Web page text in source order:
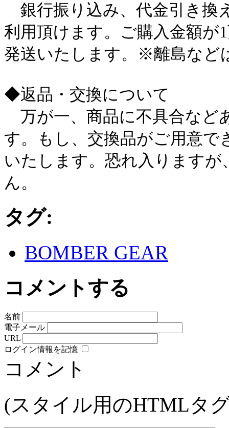
銀行振り込み、代金引き換
利用頂けます。ご購入金額が
発送いたします。※離島など
◆返品・交換について
万が一、商品に不具合など
す。もし、交換品がご用意で
いたします。恐れ入ります
ん。
タグ:
BOMBER GEAR
コメントする
名前
電子メール
URL
ログイン情報を記憶
コメント
(スタイル用のHTMLタ